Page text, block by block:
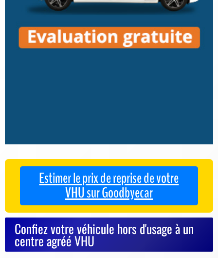
Estimer le prix de reprise de votre
VHU sur Goodbyecar
Confiez votre véhicule hors d'usage à un
centre agréé VHU